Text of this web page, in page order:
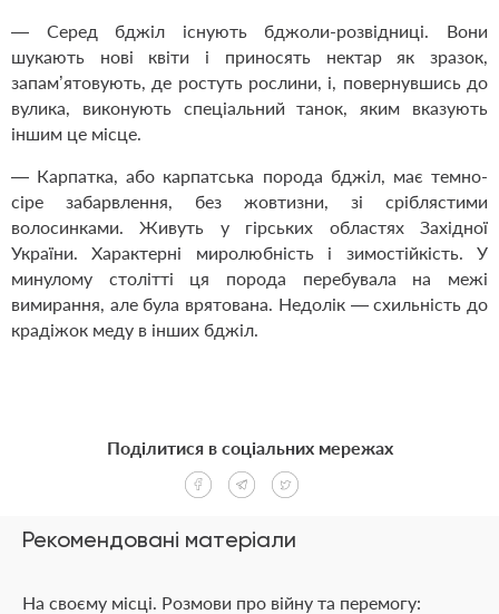
— Серед бджіл існують бджоли-розвідниці . Вони
шукають нові квіти і приносять нектар як зразок,
запам’ятовують, де ростуть рослини, і, повернувшись до
вулика, виконують спеціальний танок, яким вказують
іншим це місце.
— Карпатка, або карпатська порода бджіл, має темно-
сіре забарвлення, без жовтизни, зі сріблястими
волосинками. Живуть у гірських областях Західної
України. Характерні миролюбність і зимостійкість. У
минулому столітті ця порода перебувала на межі
вимирання, але була врятована. Недолік — схильність до
крадіжок меду в інших бджіл.
Рекомендовані матеріали
На своєму місці. Розмови про війну та перемогу:
Поділитися в соціальних мережах